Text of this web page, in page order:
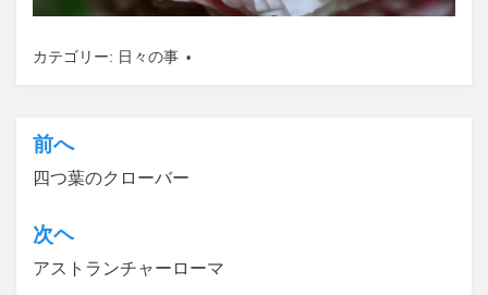
カテゴリー: 日々の事
投
稿
ナ
ビ
前へ
四つ葉のクローバー
次ヘ
アストランチャーローマ